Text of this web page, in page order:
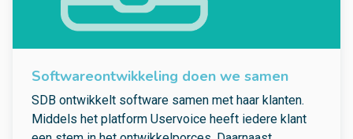
Softwareontwikkeling doen we samen
SDB ontwikkelt software samen met haar klanten.
Middels het platform Uservoice heeft iedere klant